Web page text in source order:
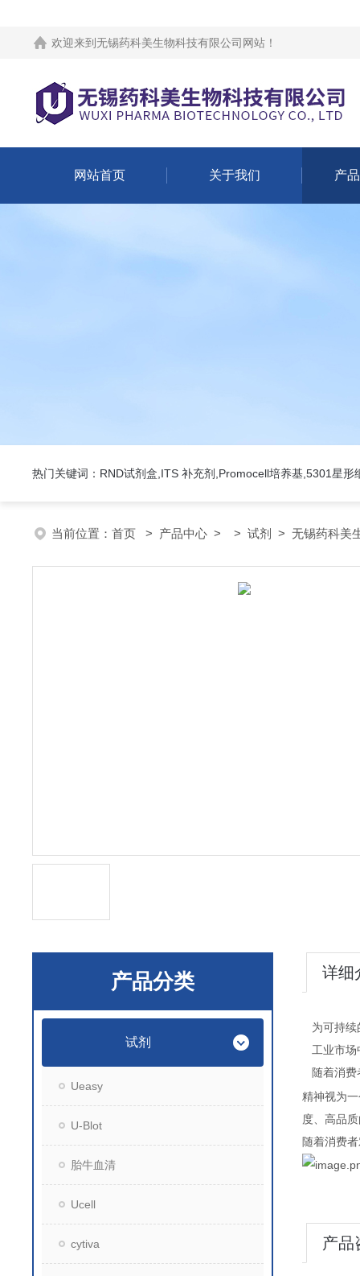
欢迎来到 无锡药科美生物科技有限公司网站 ！
网站首页 关于我们 产
热门关键词：RND试剂盒,ITS 补充剂,Promocell培养基,5301星形
当前位置： 首页 > 产品中心 > > 试剂 > 无锡药科美
产品分类
试剂
Ueasy
U-Blot
胎牛血清
Ucell
cytiva
详细
为可持
工业市场
随着消
精神视为
度、高品
随着消费
产品